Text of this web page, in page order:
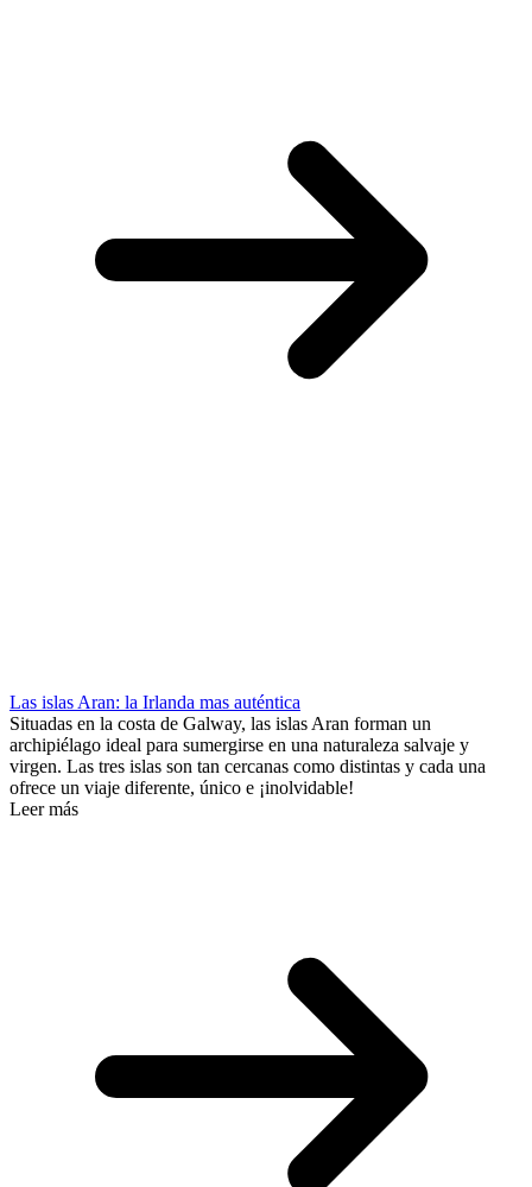
Las islas Aran: la Irlanda mas auténtica
Situadas en la costa de Galway, las islas Aran forman un
archipiélago ideal para sumergirse en una naturaleza salvaje y
virgen. Las tres islas son tan cercanas como distintas y cada una
ofrece un viaje diferente, único e ¡inolvidable!
Leer más